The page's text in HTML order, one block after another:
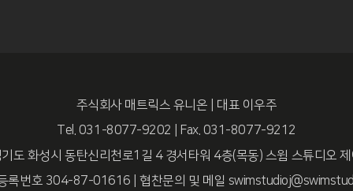
주식회사 매트릭스 유니온 | 대표 이우주
Tel. 031-8077-9202 | Fax. 031-8077-9212
도 화성시 동탄신리천로1길 4 경서타워 4층(목동) 스윔 스튜디오 제
록번호 304-87-01616 | 협찬문의 및 메일